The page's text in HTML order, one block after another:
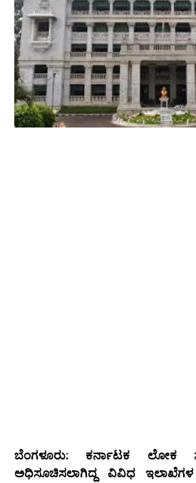
ಬೆಂಗಳೂರು: ಕರ್ನಾಟಕ ಲೋಕ
ಅಧಿಸೂಚಿಸಲಾಗಿದ್ದ ವಿವಿಧ